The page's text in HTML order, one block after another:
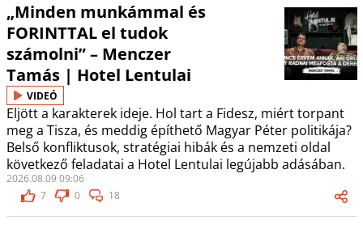
„Minden munkámmal és
FORINTTAL el tudok
számolni” – Menczer
Tamás | Hotel Lentulai
VIDEÓ
Eljött a karakterek ideje. Hol tart a Fidesz, miért torpant
meg a Tisza, és meddig építhető Magyar Péter politikája?
Belső konfliktusok, stratégiai hibák és a nemzeti oldal
következő feladatai a Hotel Lentulai legújabb adásában.
2026.08.09 09:06
7
0 18